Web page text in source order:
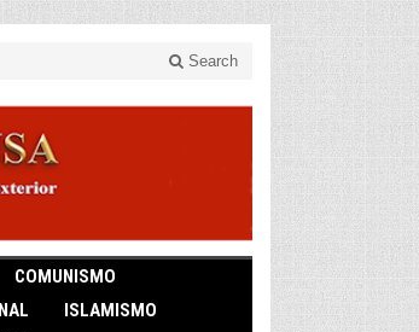
Search
COMUNISMO
ISLAMISMO